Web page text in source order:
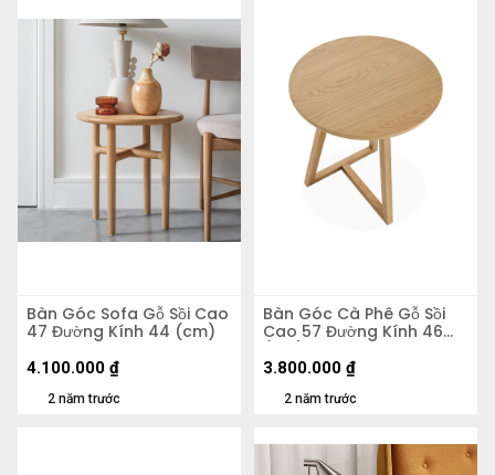
Bàn Góc Sofa Gỗ Sồi Cao
47 Đường Kính 44 (cm)
2 năm trước
4.100.000 ₫
Bàn Góc Cà Phê Gỗ Sồi
Cao 57 Đường Kính 46
(cm)
2 năm trước
3.800.000 ₫